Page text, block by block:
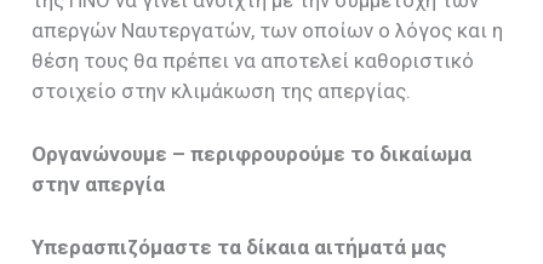
απεργών Ναυτεργατών, των οποίων ο λόγος και η
θέση τους θα πρέπει να αποτελεί καθοριστικό
στοιχείο στην κλιμάκωση της απεργίας.
Οργανώνουμε – περιφρουρούμε το δικαίωμα
στην απεργία
Υπερασπιζόμαστε τα δίκαια αιτήματά μας